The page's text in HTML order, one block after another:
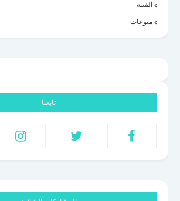
الفنية
منوعات
تابعنا